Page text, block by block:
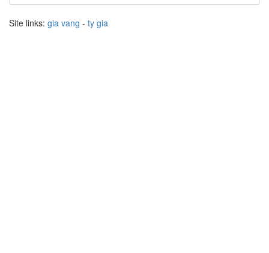
Site links: gia vang - ty gia